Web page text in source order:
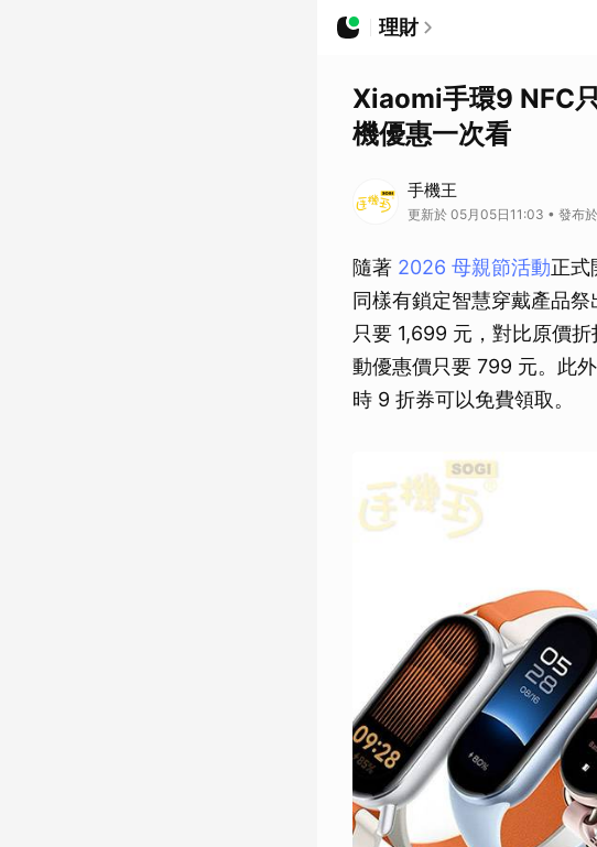
理財
Xiaomi手環9 NFC
機優惠一次看
手機王
更新於 05月05日11:03 • 發布
隨著 2026 母親節活動正式
同樣有鎖定智慧穿戴產品
只要 1,699 元，對比原價
動優惠價只要 799 元。此
時 9 折券可以免費領取。